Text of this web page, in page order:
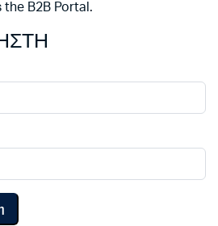
B2B Portal.